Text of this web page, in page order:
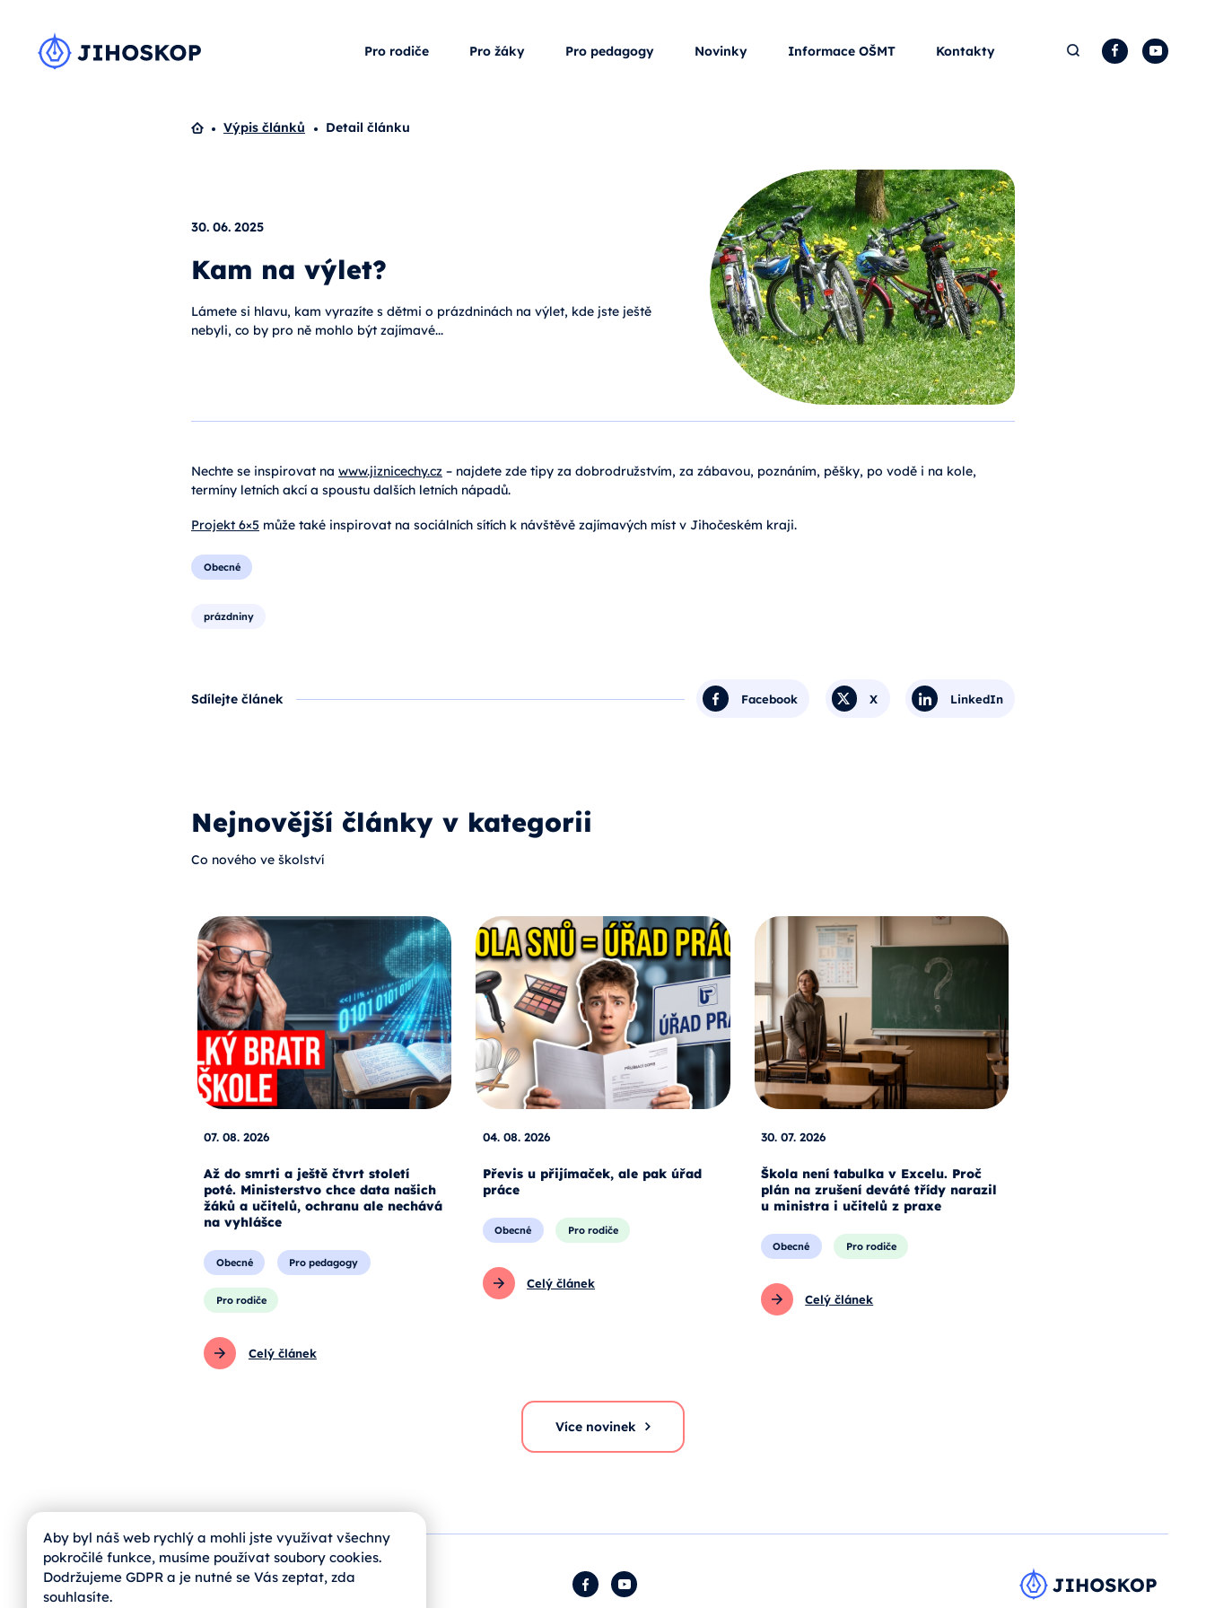
Pro rodiče Pro žáky Pro pedagogy Novinky Informace OŠMT Kontakty Hledat Facebook
Domů
Výpis článků Detail článku
30. 06. 2025
Kam na výlet?
Lámete si hlavu, kam vyrazíte s dětmi o prázdninách na výlet, kde jste ještě
nebyli, co by pro ně mohlo být zajímavé...
Nechte se inspirovat na www.jiznicechy.cz – najdete zde tipy za dobrodružstvím, za zábavou, poznáním, pěšky, po vodě i na kole,
termíny letních akcí a spoustu dalších letních nápadů.
Projekt 6×5 může také inspirovat na sociálních sítích k návštěvě zajímavých míst v Jihočeském kraji.
Obecné
prázdniny
Sdílejte článek Facebook X LinkedIn
Nejnovější články v kategorii
Co nového ve školství
07. 08. 2026
Až do smrti a ještě čtvrt století
poté. Ministerstvo chce data našich
žáků a učitelů, ochranu ale nechává
na vyhlášce
Obecné Pro pedagogy
Pro rodiče
Celý článek
04. 08. 2026
Převis u přijímaček, ale pak úřad
práce
Obecné Pro rodiče
Celý článek
30. 07. 2026
Škola není tabulka v Excelu. Proč
plán na zrušení deváté třídy narazil
u ministra i učitelů z praxe
Obecné Pro rodiče
Celý článek
Více novinek
jihoskop@zvas.eu FacebookYouTube
Aby byl náš web rychlý a mohli jste využívat všechny
pokročilé funkce, musíme používat soubory cookies.
Dodržujeme GDPR a je nutné se Vás zeptat, zda
souhlasíte.